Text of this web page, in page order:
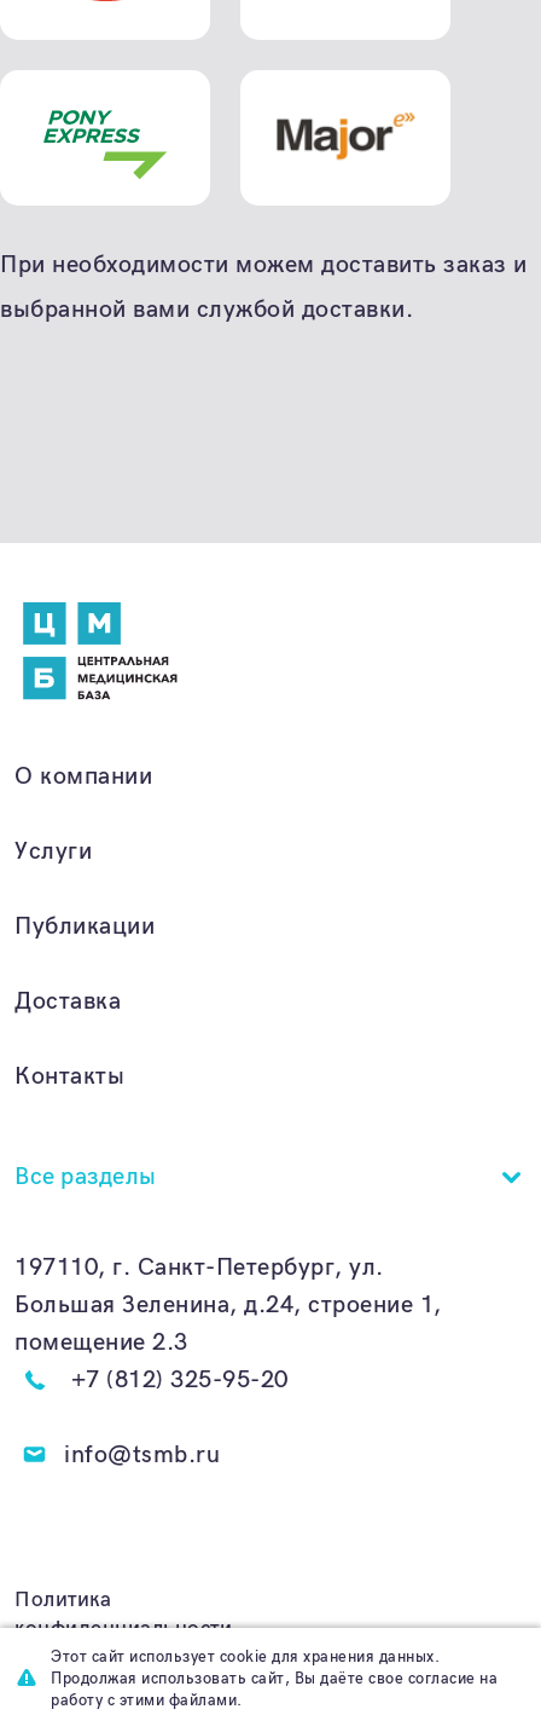
При необходимости можем доставить заказ и
выбранной вами службой доставки.
Этот сайт использует cookie для хранения данных.
Продолжая использовать сайт, Вы даёте свое согласие на
работу с этими файлами.
О компании
Услуги
Публикации
Доставка
Контакты
Все разделы
197110, г. Санкт-Петербург, ул.
Большая Зеленина, д.24, строение 1,
помещение 2.3
+7 (812) 325-95-20
info@tsmb.ru
Политика
конфиденциальности